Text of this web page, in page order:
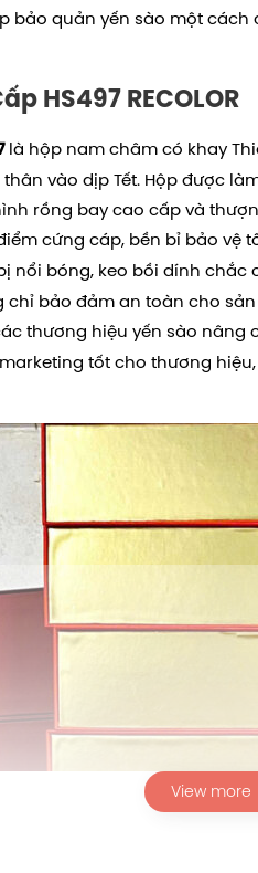
bảo quản yến sào một
HS497 RECOLOR
là hộp nam châm có khay
vào dịp Tết. Hộp được
rồng bay cao cấp và
cứng cáp, bền bỉ bảo
nổi bóng, keo bồi dính chắc
bảo đảm an toàn cho
thương hiệu yến sào
tốt cho thương
View more